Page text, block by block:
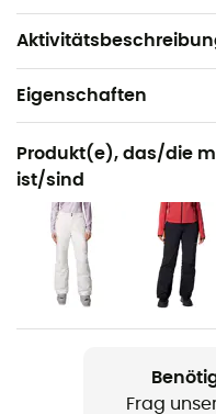
Futter: Omni-
Polyester
Eigenschaften
Geeignet für
Ski / Snowboarden /
Geschlecht
Damen
Produkt
Roaring Fork II Down
Produkt(e), das/die
ist/sind
Frag